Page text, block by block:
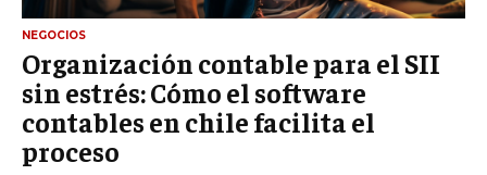
NEGOCIOS
Organización contable para el SII
sin estrés: Cómo el software
contables en chile facilita el
proceso